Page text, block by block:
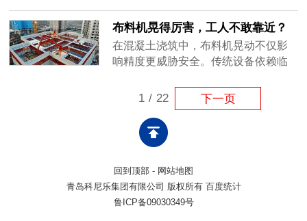
工程各环节，科尼乐重工液压布料机
的设计恰好呼应这一趋势。它不追求
功能......
量。面对标准层重复作业、钢筋密集
区域等复杂工况，传统人工布料方式
存在效率低、扰动大、连续性差等问
题。科尼乐重工液压布料机正是为应
设备采用液压驱动系统，臂架结构具
备良好的刚性与动作精度，可实现多
角度灵活......
布料机晃得厉害，工人不敢靠近？
稳定性怎么保障
在混凝土浇筑中，布料机晃动不仅影
响精度更威胁安全。传统设备依赖临
固将设备固定于楼板，可大幅提升稳
定性，降低风险。设备稳了，浇筑才
顺，安全才有保障。
1 / 22 下一页
回到顶部 - 网站地图
青岛科尼乐集团有限公司 版权所有 百度统计
鲁ICP备09030349号